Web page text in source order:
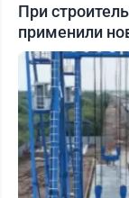
При
применили